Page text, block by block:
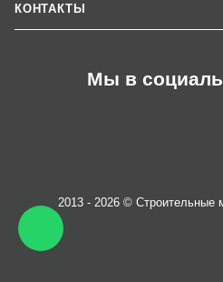
КОНТАКТЫ
Мы в
2013 - 2026 © Строительные